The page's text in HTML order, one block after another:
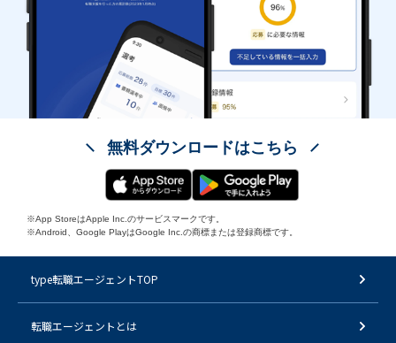
無料ダウンロードはこちら
※App StoreはApple Inc.のサービスマークです。
※Android、Google PlayはGoogle Inc.の商標または登録商標です。
type転職エージェントTOP
転職エージェントとは